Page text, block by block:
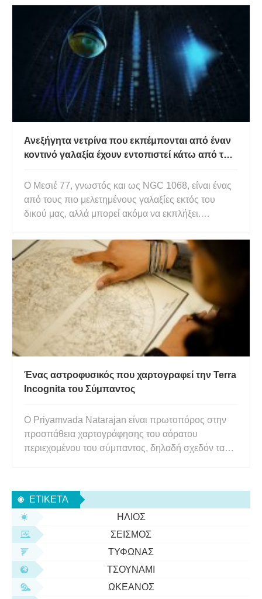
Κυμάτων συμβολόμετρου λέιζερ (LIGO), οι
ερευνητές έχουν χρησιμοποιήσει ως επί το
πλείστον αυτούς τους κυματισμούς σ
Ανεξήγητα νετρίνα που εκπέμπονται από έναν
κοντινό γαλαξία έχουν εντοπιστεί κάτω από την
Ο Μεσιέ 77, γνωστός και ως NGC 1068, είναι ένας
από τους πιο μελετημένους γαλαξίες εκτός του
δικού μας, αλλά μπορεί ακόμα να εκπλήξει.
όμορφο σπειροειδές του σχήμα, το Messier 77 έχει
αποκαλυφθεί ότι παράγει πολλά νετρίνα υψηλής
ενέργειας. Για να το ανα
Ένας αστροφυσικός που χαρτογραφεί την Terra
Incognita του Σύμπαντος
Ο Priyamvada Natarajan είναι πρωτοπόρος στην
προσπάθεια χαρτογράφησης του αόρατου
περιεχομένου του σύμπαντος, δηλαδή σχεδόν τα
μορφές που ονομάζονται σκοτεινή ύλη και σκοτεινή
ενέργεια, οι οποίες προδίδουν την π
ΕΤΙΚΈΤΑ
ΉΛΙΟΣ
ΣΕΙΣΜΌΣ
ΤΥΦΏΝΑΣ
ΤΣΟΥΝΆΜΙ
ΩΚΕΑΝΌΣ